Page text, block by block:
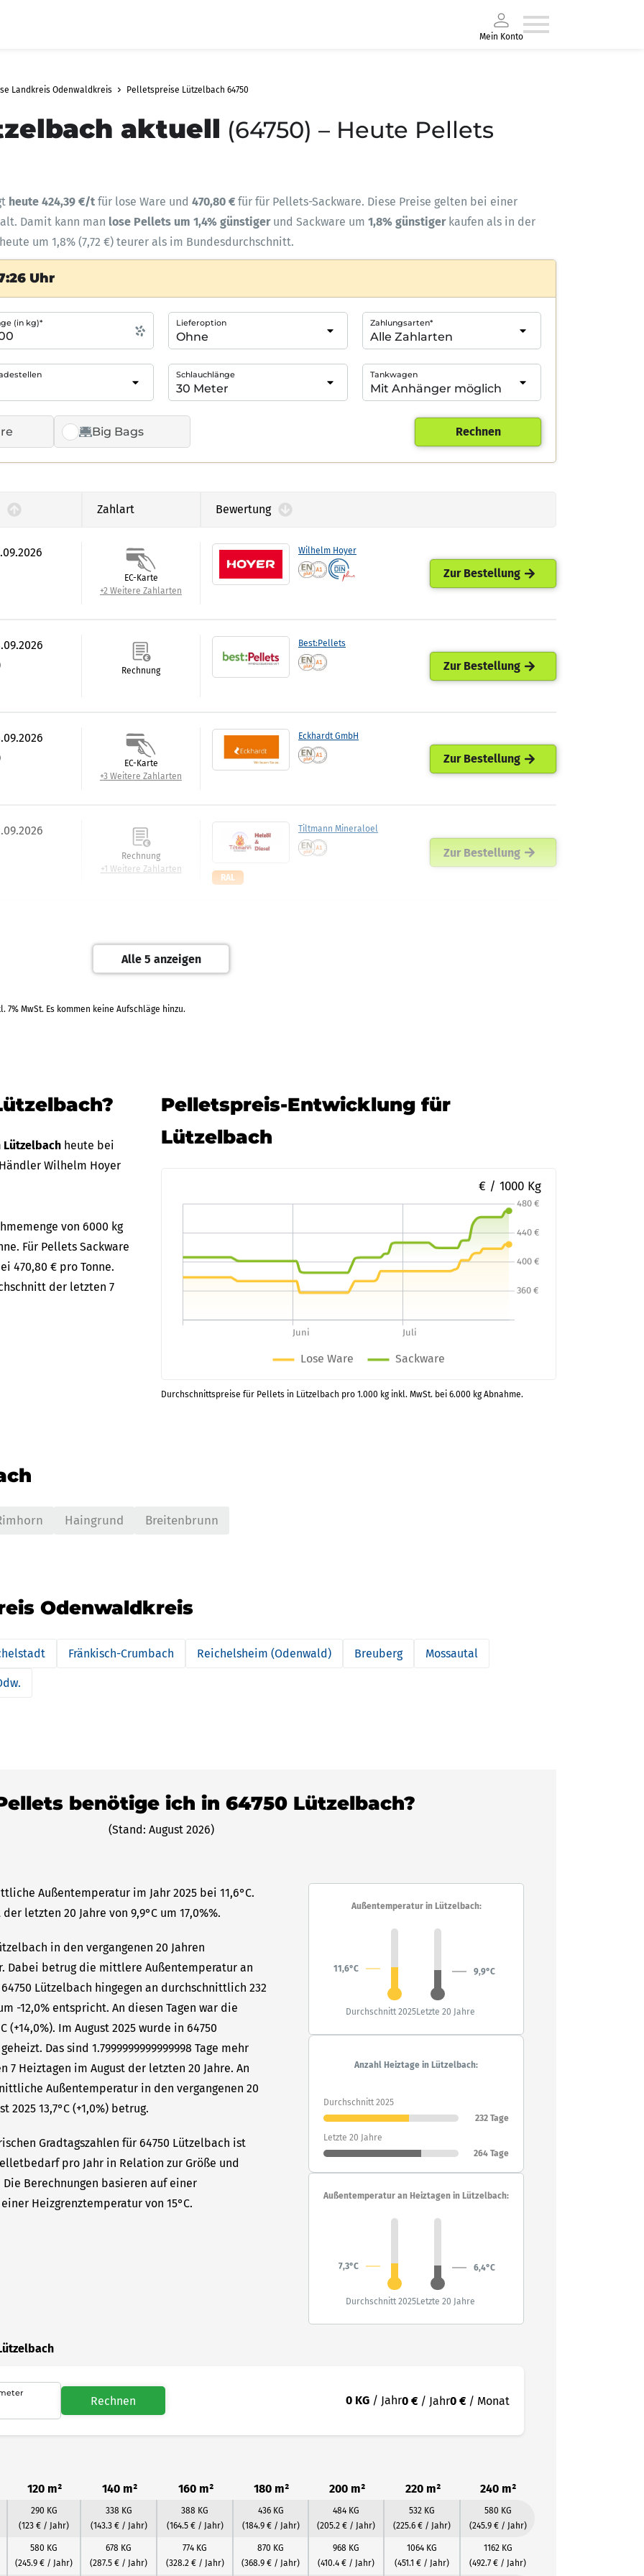
Mein Konto
Landkreis Odenwaldkreis Pelletspreise Lützelbach 64750
aktuell (64750) – Heute Pellets
heute 424,39 €/t für lose Ware und 470,80 € für für Pellets-Sackware. Diese Preise gelten bei einer
Damit kann man lose Pellets um 1,4% günstiger und Sackware um 1,8% günstigerkaufen als in der
um 1,8% (7,72 €) teurer als im Bundesdurchschnitt.
Uhr
Big Bags
(in kg)* Lieferoption Zahlungsarten*
Schlauchlänge Tankwagen
Rechnen
Zahlart Bewertung
Wilhelm Hoyer
EC-Karte
+2 Weitere Zahlarten
Zur Bestellung
Best:Pellets
Rechnung Zur Bestellung
Eckhardt GmbH
EC-Karte
+3 Weitere Zahlarten
Zur Bestellung
Tiltmann Mineraloel
RAL
Rechnung
+1 Weitere Zahlarten
Zur Bestellung
RAL
+3 Weitere Zahlarten
Alle 5 anzeigen
MwSt. Es kommen keine Aufschläge hinzu.
heute bei
Wilhelm Hoyer
von 6000 kg
Für Pellets Sackware
470,80 € pro Tonne.
der letzten 7
Pelletspreis-Entwicklung für
Lützelbach
€ / 1000 Kg
Durchschnittspreise für Pellets in Lützelbach pro 1.000 kg inkl. MwSt. bei 6.000 kg Abnahme.
Haingrund Breitenbrunn
Odenwaldkreis
Fränkisch-Crumbach Reichelsheim (Odenwald) Breuberg Mossautal
benötige ich in 64750 Lützelbach?
(Stand: August 2026)
Außentemperatur im Jahr 2025 bei 11,6°C.
letzten 20 Jahre von 9,9°C um 17,0%%.
in den vergangenen 20 Jahren
Dabei betrug die mittlere Außentemperatur an
Lützelbach hingegen an durchschnittlich 232
-12,0% entspricht. An diesen Tagen war die
Im August 2025 wurde in 64750
Das sind 1.7999999999999998 Tage mehr
7 Heiztagen im August der letzten 20 Jahre. An
Außentemperatur in den vergangenen 20
2025 13,7°C (+1,0%) betrug.
Gradtagszahlen für 64750 Lützelbach ist
pro Jahr in Relation zur Größe und
Berechnungen basieren auf einer
Heizgrenztemperatur von 15°C.
Außentemperatur in Lützelbach:
11,6°C 9,9°C
Durchschnitt 2025Letzte 20 Jahre
Anzahl Heiztage in Lützelbach:
Durchschnitt 2025
232 Tage
Letzte 20 Jahre
264 Tage
Außentemperatur an Heiztagen in Lützelbach:
7,3°C 6,4°C
Durchschnitt 2025Letzte 20 Jahre
Rechnen 0 KG / Jahr0 € / Jahr0 € / Monat
120 m² 140 m² 160 m² 180 m² 200 m² 220 m² 240 m²
290 KG
(123 € / Jahr)
338 KG
(143.3 € / Jahr)
388 KG
(164.5 € / Jahr)
436 KG
(184.9 € / Jahr)
484 KG
(205.2 € / Jahr)
532 KG
(225.6 € / Jahr)
580 KG
(245.9 € / Jahr)
580 KG
(245.9 € / Jahr)
678 KG
(287.5 € / Jahr)
774 KG
(328.2 € / Jahr)
870 KG
(368.9 € / Jahr)
968 KG
(410.4 € / Jahr)
1064 KG
(451.1 € / Jahr)
1162 KG
(492.7 € / Jahr)